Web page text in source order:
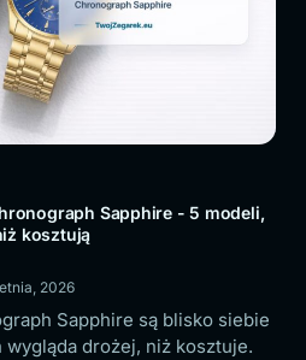
300 zł - 5 modeli, które warto teraz
/ 1 kwietnia, 2026
zł łatwo kupić zegarek, który
przez chwilę. Ten przewodnik